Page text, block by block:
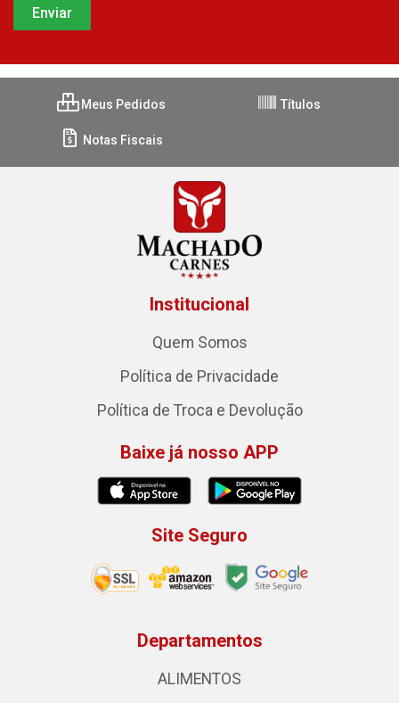
Meus Pedidos Títulos
Notas Fiscais
Institucional
Quem Somos
Política de Privacidade
Política de Troca e Devolução
Baixe já nosso APP
Site Seguro
Departamentos
ALIMENTOS